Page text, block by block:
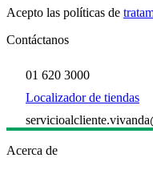
Acepto las políticas de
Contáctanos
01 620 3000
Localizador de tiendas
Acerca de